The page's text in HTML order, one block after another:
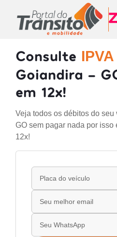
Consulte
Goiandira -
em 12x!
Veja todos os débitos do
GO sem pagar nada por isso
12x!